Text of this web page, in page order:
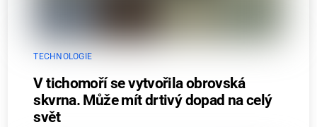
TECHNOLOGIE
V tichomoří se vytvořila obrovská
skvrna. Může mít drtivý dopad na celý
svět